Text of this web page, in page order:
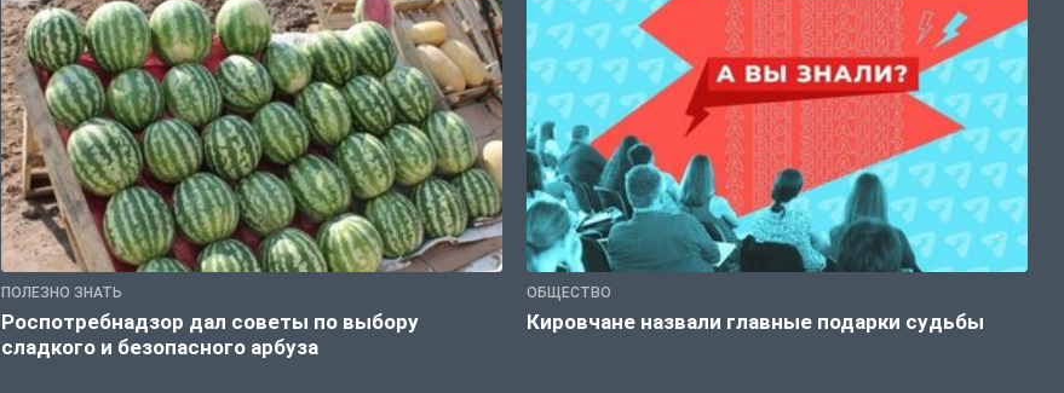
ПОЛЕЗНО ЗНАТЬ
Роспотребнадзор дал советы по выбору
сладкого и безопасного арбуза
ОБЩЕСТВО
Кировчане назвали главные подарки судьбы